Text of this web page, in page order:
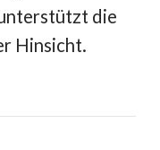
die
Hinsicht.